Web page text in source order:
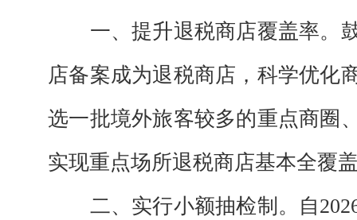
一、提升退税商店覆盖率。
店备案成为退税商店，科学优化
选一批境外旅客较多的重点商圈
实现重点场所退税商店基本全覆
二、实行小额抽检制。自